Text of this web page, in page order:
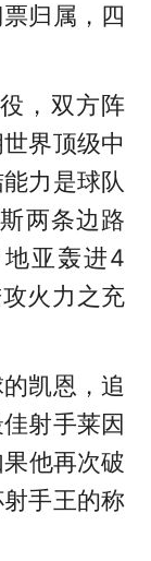
归属，四
，双方阵
界顶级中
力是球队
两条边路
亚轰进4
火力之充
凯恩，追
射手莱因
他再次破
手王的称